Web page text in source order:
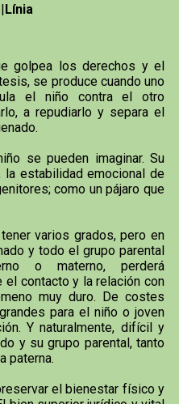
Línia
golpea los derechos y el
se produce cuando uno
el niño contra el otro
a repudiarlo y separa el
se pueden imaginar. Su
la estabilidad emocional de
como un pájaro que
varios grados, pero en
y todo el grupo parental
o materno, perderá
contacto y la relación con
muy duro. De costes
para el niño o joven
Y naturalmente, difícil y
y su grupo parental, tanto
paterna.
el bienestar físico y